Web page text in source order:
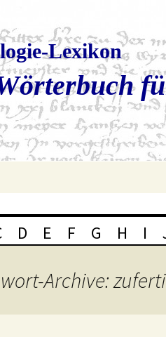
Lexikon
D E F G H I
Archive: